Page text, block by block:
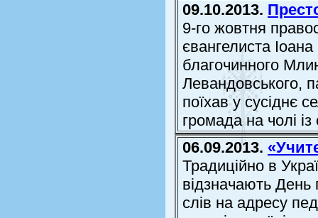
09.10.2013.
9-го жовтня
євангелиста
благочинного
Левандовського,
поїхав у сусіднє
громада на чолі
06.09.2013.
Традиційно в
відзначають День
слів на адресу